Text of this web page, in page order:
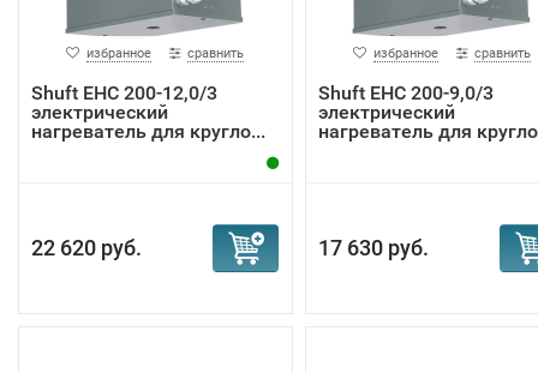
избранное сравнить
Shuft EHC 200-12,0/3
электрический
нагреватель для кругло...
22 620 руб.
избранное сравнить
Shuft EHC 200-9,0/3
электрический
нагреватель для
17 630 руб.